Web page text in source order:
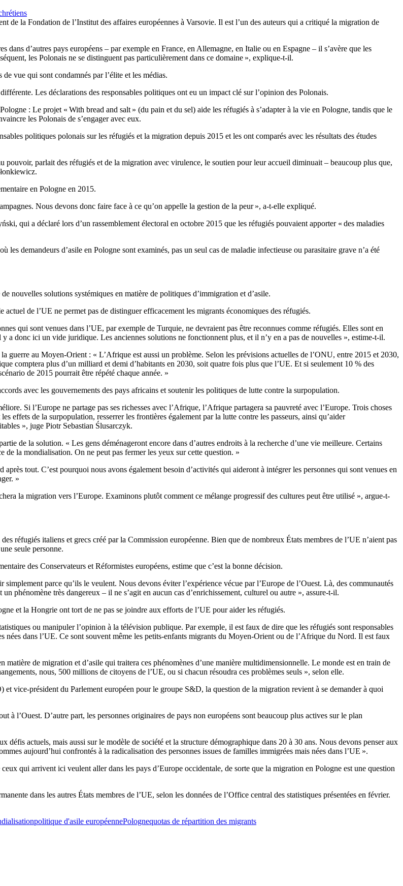
de la Fondation de l’Institut des affaires européennes à Varsovie. Il est l’un des auteurs qui a critiqué la migration de
dans d’autres pays européens – par exemple en France, en Allemagne, en Italie ou en Espagne – il s’avère que les
les Polonais ne se distinguent pas particulièrement dans ce domaine », explique-t-il.
vue qui sont condamnés par l’élite et les médias.
Les déclarations des responsables politiques ont eu un impact clé sur l’opinion des Polonais.
: Le projet « With bread and salt » (du pain et du sel) aide les réfugiés à s’adapter à la vie en Pologne, tandis que le
les Polonais de s’engager avec eux.
politiques polonais sur les réfugiés et la migration depuis 2015 et les ont comparés avec les résultats des études
parlait des réfugiés et de la migration avec virulence, le soutien pour leur accueil diminuait – beaucoup plus que,
en Pologne en 2015.
Nous devons donc faire face à ce qu’on appelle la gestion de la peur », a-t-elle expliqué.
qui a déclaré lors d’un rassemblement électoral en octobre 2015 que les réfugiés pouvaient apporter « des maladies
demandeurs d’asile en Pologne sont examinés, pas un seul cas de maladie infectieuse ou parasitaire grave n’a été
nouvelles solutions systémiques en matière de politiques d’immigration et d’asile.
de l’UE ne permet pas de distinguer efficacement les migrants économiques des réfugiés.
qui sont venues dans l’UE, par exemple de Turquie, ne devraient pas être reconnues comme réfugiés. Elles sont en
a donc ici un vide juridique. Les anciennes solutions ne fonctionnent plus, et il n’y en a pas de nouvelles », estime-t-il.
guerre au Moyen-Orient : « L’Afrique est aussi un problème. Selon les prévisions actuelles de l’ONU, entre 2015 et 2030,
comptera plus d’un milliard et demi d’habitants en 2030, soit quatre fois plus que l’UE. Et si seulement 10 % des
de 2015 pourrait être répété chaque année. »
avec les gouvernements des pays africains et soutenir les politiques de lutte contre la surpopulation.
Si l’Europe ne partage pas ses richesses avec l’Afrique, l’Afrique partagera sa pauvreté avec l’Europe. Trois choses
effets de la surpopulation, resserrer les frontières également par la lutte contre les passeurs, ainsi qu’aider
», juge Piotr Sebastian Ślusarczyk.
de la solution. « Les gens déménageront encore dans d’autres endroits à la recherche d’une vie meilleure. Certains
de la mondialisation. On ne peut pas fermer les yeux sur cette question. »
tout. C’est pourquoi nous avons également besoin d’activités qui aideront à intégrer les personnes qui sont venues en
»
la migration vers l’Europe. Examinons plutôt comment ce mélange progressif des cultures peut être utilisé », argue-t-
réfugiés italiens et grecs créé par la Commission européenne. Bien que de nombreux États membres de l’UE n’aient pas
seule personne.
des Conservateurs et Réformistes européens, estime que c’est la bonne décision.
parce qu’ils le veulent. Nous devons éviter l’expérience vécue par l’Europe de l’Ouest. Là, des communautés
phénomène très dangereux – il ne s’agit en aucun cas d’enrichissement, culturel ou autre », assure-t-il.
et la Hongrie ont tort de ne pas se joindre aux efforts de l’UE pour aider les réfugiés.
ou manipuler l’opinion à la télévision publique. Par exemple, il est faux de dire que les réfugiés sont responsables
nées dans l’UE. Ce sont souvent même les petits-enfants migrants du Moyen-Orient ou de l’Afrique du Nord. Il est faux
de migration et d’asile qui traitera ces phénomènes d’une manière multidimensionnelle. Le monde est en train de
nous, 500 millions de citoyens de l’UE, ou si chacun résoudra ces problèmes seuls », selon elle.
vice-président du Parlement européen pour le groupe S&D, la question de la migration revient à se demander à quoi
à l’Ouest. D’autre part, les personnes originaires de pays non européens sont beaucoup plus actives sur le plan
défis actuels, mais aussi sur le modèle de société et la structure démographique dans 20 à 30 ans. Nous devons penser aux
aujourd’hui confrontés à la radicalisation des personnes issues de familles immigrées mais nées dans l’UE ».
qui arrivent ici veulent aller dans les pays d’Europe occidentale, de sorte que la migration en Pologne est une question
dans les autres États membres de l’UE, selon les données de l’Office central des statistiques présentées en février.
politique d'asile européennePolognequotas de répartition des migrants